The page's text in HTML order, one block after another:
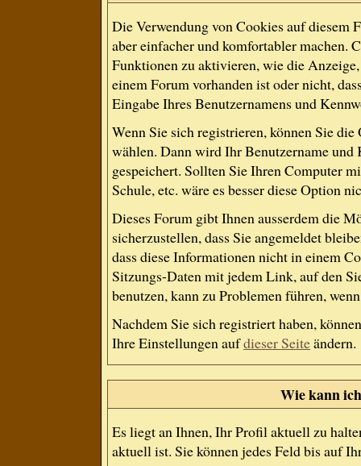
Die Verwendung von Cookies auf diesem
aber einfacher und komfortabler machen.
Funktionen zu aktivieren, wie die
einem Forum vorhanden ist oder nicht,
Eingabe Ihres Benutzernamens und
Wenn Sie sich registrieren, können Sie
wählen. Dann wird Ihr Benutzername
gespeichert. Sollten Sie Ihren Computer
Schule, etc. wäre es besser diese Option
Dieses Forum gibt Ihnen ausserdem die
sicherzustellen, dass Sie angemeldet
dass diese Informationen nicht in einem
Sitzungs-Daten mit jedem Link, auf den
benutzen, kann zu Problemen führen,
Nachdem Sie sich registriert haben,
Ihre Einstellungen aufdieser Seiteändern.
Wie kann
Es liegt an Ihnen, Ihr Profil aktuell zu
aktuell ist. Sie können jedes Feld bis auf